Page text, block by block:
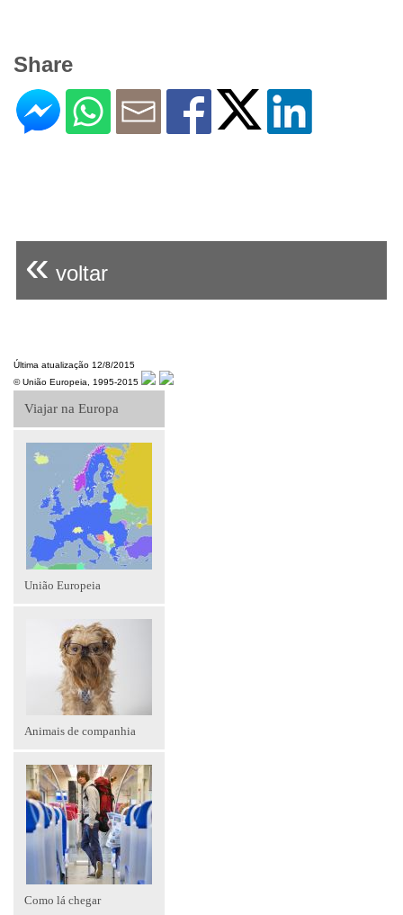
Viajar na Europa
União Europeia
Animais de companhia
Como lá chegar
Share
« voltar
Última atualização 12/8/2015
© União Europeia, 1995-2015